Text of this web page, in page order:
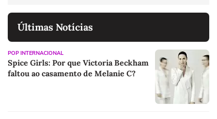
Últimas Notícias
POP INTERNACIONAL
Spice Girls: Por que Victoria Beckham
faltou ao casamento de Melanie C?